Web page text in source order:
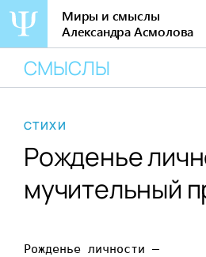
содержанию
Миры и смыслы
Александра Асмолова
СМЫСЛЫ
СТИХИ
Рожденье
мучительный
Рожденье личности –